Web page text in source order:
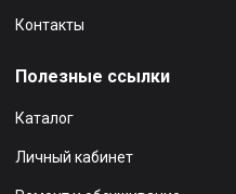
Контакты
Полезные ссылки
Каталог
Личный кабинет